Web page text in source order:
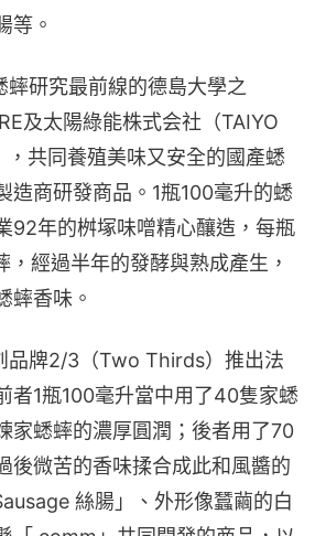
等。
蟀研究最前線的德島大學之
及太陽綠能株式会社（TAIYO
，共同養殖美味又安全的國產蟋
造商研發商品。1瓶100毫升的蟋
92年的桝塚味噌精心釀造，每瓶
經過半年的發酵與熟成產生，
蟀香味。
品牌2/3（Two Thirds）推出法
者1瓶100毫升當中用了40隻家蟋
家蟋蟀的濃厚圓潤；後者用了70
後微苦的香味揉合成此和風醬的
絲腸」、外形像蠶繭的白